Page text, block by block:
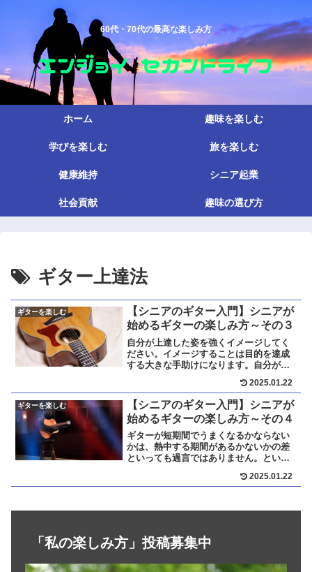
60代・70代の最高な楽しみ方
ホーム 趣味を楽しむ
学びを楽しむ 旅を楽しむ
健康維持 シニア起業
社会貢献 趣味の選び方
ギター上達法
ギターを楽しむ
【シニアのギター入門】シニアが
始めるギターの楽しみ方～その３
自分が上達した姿を強くイメージしてく
ださい。イメージすることは目的を達成
する大きな手助けになります。自分がレ
YouTube動画に合わせて練習してくださ
い。自分が好きな曲なら、難しくても諦
めずにチャレンジする大きな原動力にな
ります。
2025.01.22
ギターを楽しむ
【シニアのギター入門】シニアが
始めるギターの楽しみ方～その４
ギターが短期間でうまくなるかならない
かは、熱中する期間があるかないかの差
といっても過言ではありません。といっ
く、上達が加速されることはありませ
をつくるのがよいです。それぞれについ
2025.01.22
「私の楽しみ方」投稿募集中